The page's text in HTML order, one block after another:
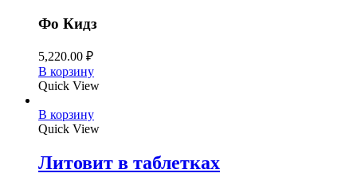
Фо Кидз
5,220.00 ₽
В корзину
Quick View
В корзину
Quick View
Литовит в таблетках